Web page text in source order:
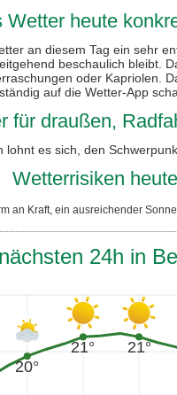
heute
an diesem Tag ein sehr
beschaulich bleibt.
oder Kapriolen.
auf die Wetter-App
für draußen,
lohnt es sich, den
Wetterrisiken heute
an Kraft, ein ausreichender
24h in
20°
21°
21°